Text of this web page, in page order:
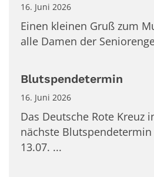
16. Juni 2026
Einen kleinen Gruß zum
alle Damen der
Blutspendetermin
16. Juni 2026
Das Deutsche Rote Kreuz
nächste
13.07. ...